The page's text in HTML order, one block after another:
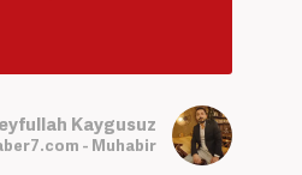
Kaygusuz
- Muhabir